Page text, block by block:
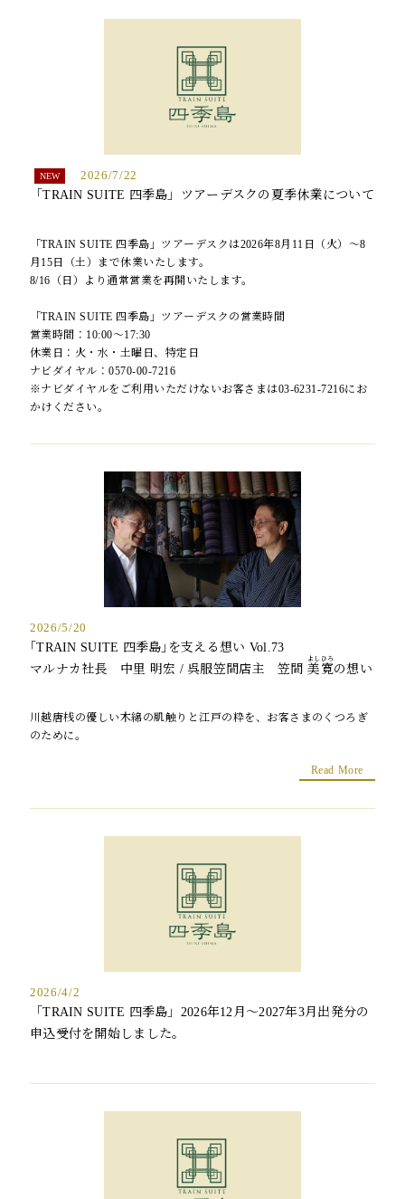
2026/7/22
「TRAIN SUITE 四季島」ツアーデスクの夏季休業について
「TRAIN SUITE 四季島」ツアーデスクは2026年8月11日（火）～8
月15日（土）まで休業いたします。
8/16（日）より通常営業を再開いたします。
「TRAIN SUITE 四季島」ツアーデスクの営業時間
営業時間：10:00〜17:30
休業日：火・水・土曜日、特定日
ナビダイヤル：0570-00-7216
※ナビダイヤルをご利用いただけないお客さまは03-6231-7216にお
かけください。
2026/5/20
｢TRAIN SUITE 四季島｣を支える想い Vol.73
マルナカ社長 中里 明宏 / 呉服笠間店主 笠間 美寛
よしひろ
の想い
川越唐桟の優しい木綿の肌触りと江戸の粋を、お客さまのくつろぎ
のために。
Read More
2026/4/2
「TRAIN SUITE 四季島」2026年12月～2027年3月出発分の
申込受付を開始しました。